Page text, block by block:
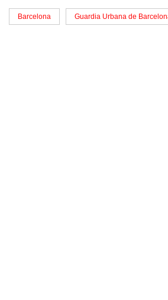
Barcelona Guardia Urbana de